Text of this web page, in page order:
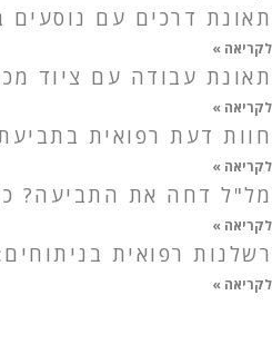
תאונת דרכים עם נוסעים
לקריאה »
תאונת עבודה עם ציוד
לקריאה »
חוות דעת רפואית
לקריאה »
מל"ל דחה את התביעה?
לקריאה »
רשלנות רפואית
לקריאה »